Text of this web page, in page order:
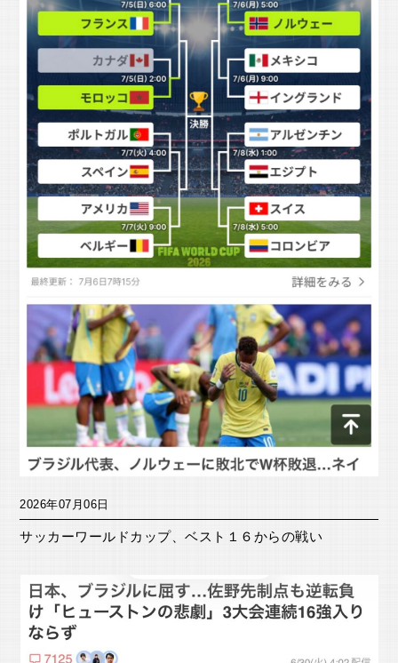
2026年07月06日
サッカーワールドカップ、ベスト１６からの戦い